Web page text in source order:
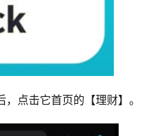
点击它首页的【理财】。